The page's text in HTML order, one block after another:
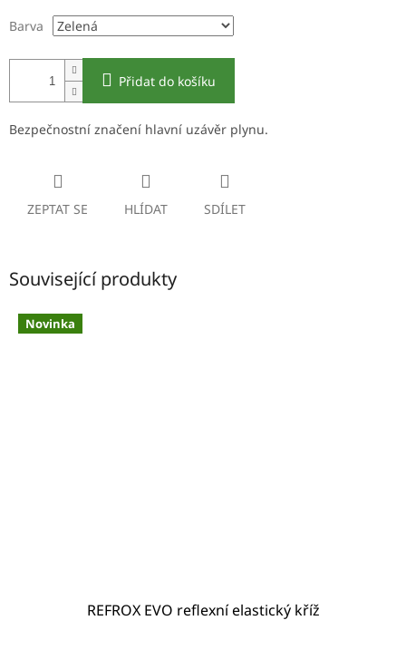
cena:
Barva
Přidat do košíku
Bezpečnostní značení hlavní uzávěr plynu.
ZEPTAT SE HLÍDAT SDÍLET
Související produkty
Novinka
REFROX EVO reflexní elastický kříž